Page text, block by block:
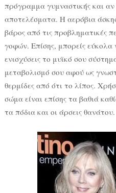
πρόγραμμα γυμναστικής και αν
αποτελέσματα. Η αερόβια
βάρος από τις προβληματικές
γοφών. Επίσης, μπορείς
ενισχύσεις το μυϊκό σου
μεταβολισμό σου αφού ως
θερμίδες από ότι το λίπος.
σώμα είναι επίσης τα βαθιά
τα πόδια και οι άρσεις θανάτου.